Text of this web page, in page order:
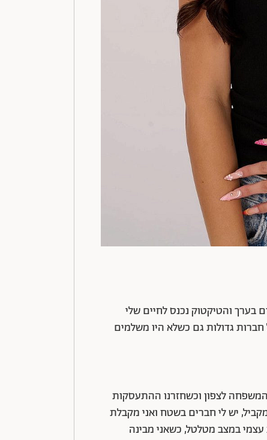
בערך והטיקטוק נכנס לחיים שלי
חברות גדולות גם כשלא היו משלמים
לצפון וכשחזרנו ההתעסקות
יש לי חברים בשטח ואני מקבלת
במצב מטלטל, כשאני מבינה